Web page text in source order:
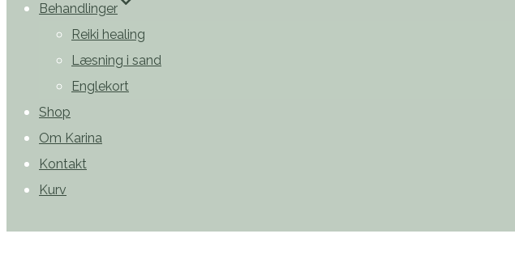
Behandlinger
Reiki healing
Læsning i sand
Englekort
Shop
Om Karina
Kontakt
Kurv